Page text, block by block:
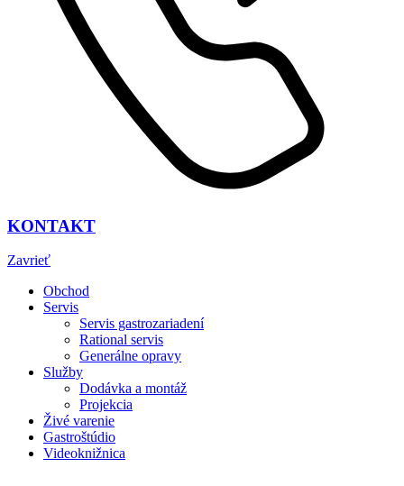
KONTAKT
Zavrieť
Obchod
Servis
Servis gastrozariadení
Rational servis
Generálne opravy
Služby
Dodávka a montáž
Projekcia
Živé varenie
Gastroštúdio
Videoknižnica